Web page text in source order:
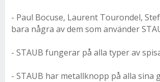
- Paul Bocuse, Laurent Tourondel,
bara några av dem som använder
- STAUB fungerar på alla typer av
- STAUB har metallknopp på alla sina